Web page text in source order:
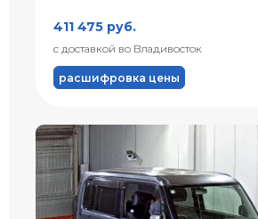
411 475 руб.
с доставкой во Владивосток
расшифровка цены